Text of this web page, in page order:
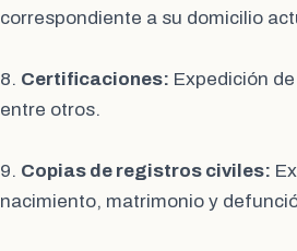
correspondiente a su domicilio
8. Certificaciones: Expedición
entre otros.
9. Copias de registros civiles:
nacimiento, matrimonio y